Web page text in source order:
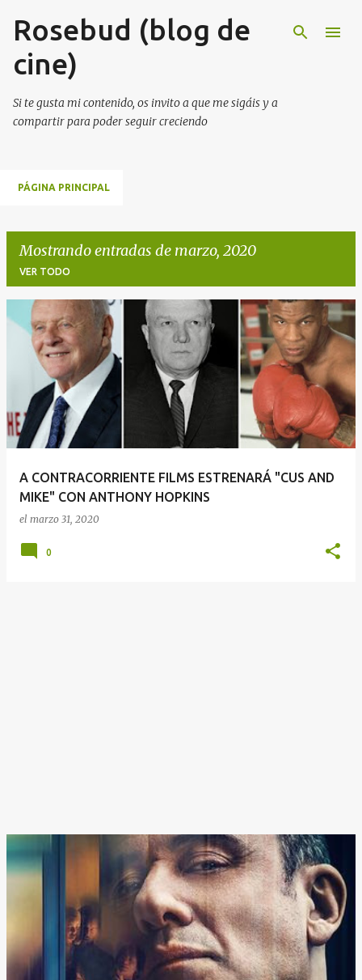
Ir al contenido principal
Rosebud (blog de
cine)
Si te gusta mi contenido, os invito a que me sigáis y a
compartir para poder seguir creciendo
PÁGINA PRINCIPAL
Mostrando entradas de marzo, 2020
VER TODO
E
a
d
A CONTRACORRIENTE FILMS ESTRENARÁ "CUS AND
MIKE" CON ANTHONY HOPKINS
el marzo 31, 2020
0